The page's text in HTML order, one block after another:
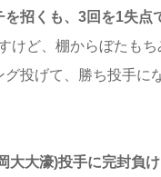
招くも、3回を1失点
けど、棚からぼたも
投げて、勝ち投手
大濠)投手に完封負